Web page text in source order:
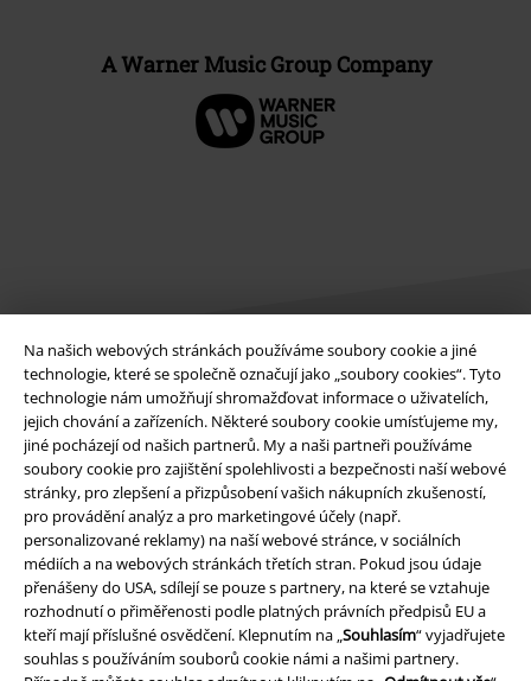
Na našich webových stránkách používáme soubory cookie a jiné
technologie, které se společně označují jako „soubory cookies“. Tyto
technologie nám umožňují shromažďovat informace o uživatelích,
jejich chování a zařízeních. Některé soubory cookie umísťujeme my,
jiné pocházejí od našich partnerů. My a naši partneři používáme
soubory cookie pro zajištění spolehlivosti a bezpečnosti naší webové
stránky, pro zlepšení a přizpůsobení vašich nákupních zkušeností,
pro provádění analýz a pro marketingové účely (např.
personalizované reklamy) na naší webové stránce, v sociálních
médiích a na webových stránkách třetích stran. Pokud jsou údaje
přenášeny do USA, sdílejí se pouze s partnery, na které se vztahuje
rozhodnutí o přiměřenosti podle platných právních předpisů EU a
kteří mají příslušné osvědčení. Klepnutím na „Souhlasím“ vyjadřujete
souhlas s používáním souborů cookie námi a našimi partnery.
A Warner Music Group Company
Právní informace
Podmínky
Prohlášení
Ochrana osobních údajů
Likvidace odpadu a ochrana životního prostředí
Prohlášení o shodě